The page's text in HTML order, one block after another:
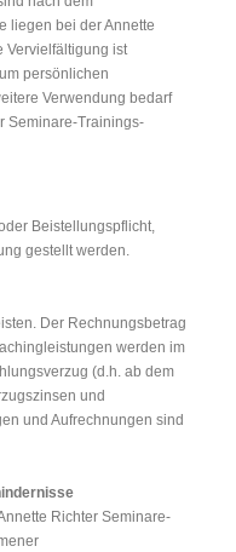
liegen bei der Annette
Vervielfältigung ist
persönlichen
Verwendung bedarf
Seminare-Trainings-
Beistellungspflicht,
gestellt werden.
Der Rechnungsbetrag
werden im
(d.h. ab dem
und
und Aufrechnungen sind
Richter Seminare-